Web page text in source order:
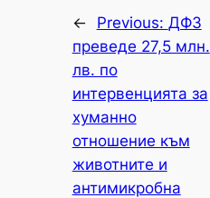
← Previous: ДФЗ
преведе 27,5 млн.
лв. по
интервенцията за
хуманно
отношение към
животните и
антимикробна